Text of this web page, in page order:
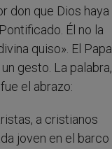
don que Dios haya
Él no la
quiso». El Papa
gesto. La palabra,
el abrazo:
a cristianos
joven en el barco